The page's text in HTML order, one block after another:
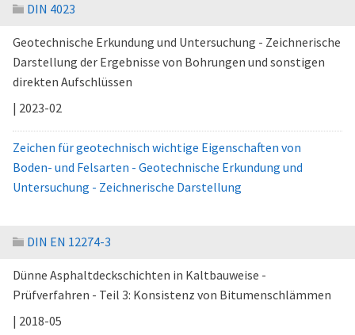
DIN 4023
Geotechnische Erkundung und Untersuchung - Zeichnerische
Darstellung der Ergebnisse von Bohrungen und sonstigen
direkten Aufschlüssen
| 2023-02
Zeichen für geotechnisch wichtige Eigenschaften von
Boden- und Felsarten - Geotechnische Erkundung und
Untersuchung - Zeichnerische Darstellung
DIN EN 12274-3
Dünne Asphaltdeckschichten in Kaltbauweise -
Prüfverfahren - Teil 3: Konsistenz von Bitumenschlämmen
| 2018-05